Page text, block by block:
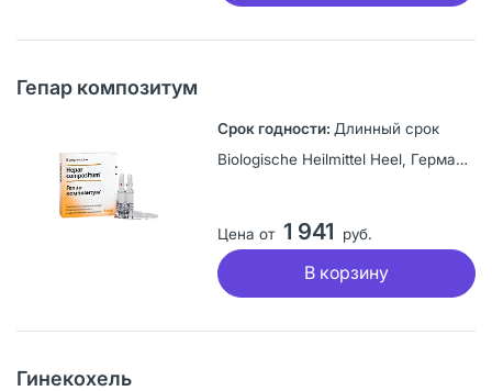
Гепар композитум
Длинный срок
Biologische Heilmittel Heel, Германия
Цена от 1 941 руб.
В корзину
Гинекохель